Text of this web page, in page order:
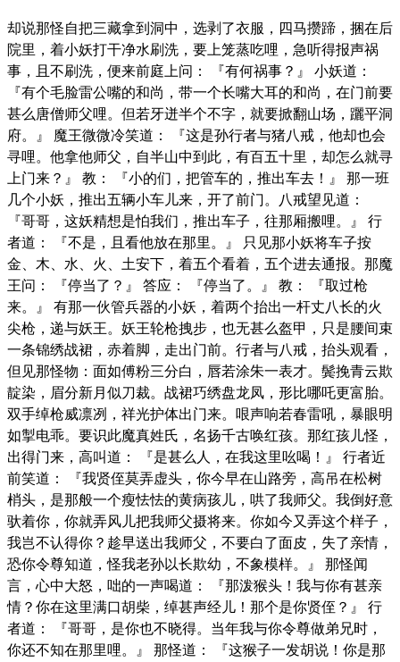
却说那怪自把三藏拿到洞中，选剥了衣服，四马攒蹄，捆在后
院里，着小妖打干净水刷洗，要上笼蒸吃哩，急听得报声祸
事，且不刷洗，便来前庭上问： 『有何祸事？』 小妖道：
『有个毛脸雷公嘴的和尚，带一个长嘴大耳的和尚，在门前要
甚么唐僧师父哩。但若牙迸半个不字，就要掀翻山场，躧平洞
府。』 魔王微微冷笑道： 『这是孙行者与猪八戒，他却也会
寻哩。他拿他师父，自半山中到此，有百五十里，却怎么就寻
上门来？』 教： 『小的们，把管车的，推出车去！』 那一班
几个小妖，推出五辆小车儿来，开了前门。八戒望见道：
『哥哥，这妖精想是怕我们，推出车子，往那厢搬哩。』 行
者道： 『不是，且看他放在那里。』 只见那小妖将车子按
金、木、水、火、土安下，着五个看着，五个进去通报。那魔
王问： 『停当了？』 答应： 『停当了。』 教： 『取过枪
来。』 有那一伙管兵器的小妖，着两个抬出一杆丈八长的火
尖枪，递与妖王。妖王轮枪拽步，也无甚么盔甲，只是腰间束
一条锦绣战裙，赤着脚，走出门前。行者与八戒，抬头观看，
但见那怪物：面如傅粉三分白，唇若涂朱一表才。鬓挽青云欺
靛染，眉分新月似刀裁。战裙巧绣盘龙凤，形比哪吒更富胎。
双手绰枪威凛冽，祥光护体出门来。哏声响若春雷吼，暴眼明
如掣电乖。要识此魔真姓氏，名扬千古唤红孩。那红孩儿怪，
出得门来，高叫道： 『是甚么人，在我这里吆喝！』 行者近
前笑道： 『我贤侄莫弄虚头，你今早在山路旁，高吊在松树
梢头，是那般一个瘦怯怯的黄病孩儿，哄了我师父。我倒好意
驮着你，你就弄风儿把我师父摄将来。你如今又弄这个样子，
我岂不认得你？趁早送出我师父，不要白了面皮，失了亲情，
恐你令尊知道，怪我老孙以长欺幼，不象模样。』 那怪闻
言，心中大怒，咄的一声喝道： 『那泼猴头！我与你有甚亲
情？你在这里满口胡柴，绰甚声经儿！那个是你贤侄？』 行
者道： 『哥哥，是你也不晓得。当年我与你令尊做弟兄时，
你还不知在那里哩。』 那怪道： 『这猴子一发胡说！你是那